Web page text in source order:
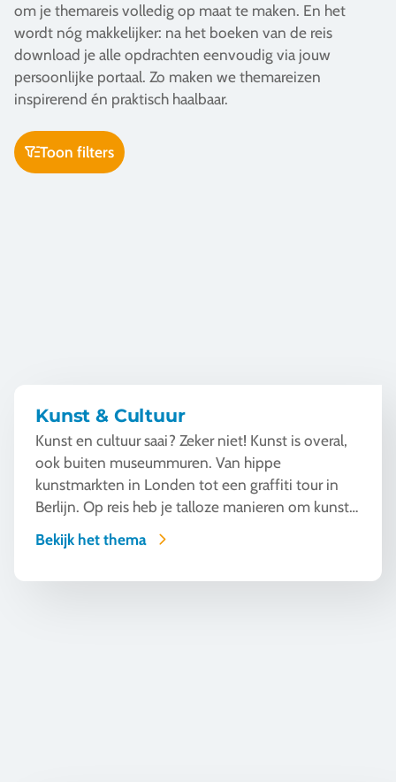
Vacatures
Contact
076 522 30 57
Klantportaal
om je themareis volledig op maat te maken. En het
wordt nóg makkelijker: na het boeken van de reis
download je alle opdrachten eenvoudig via jouw
persoonlijke portaal. Zo maken we themareizen
inspirerend én praktisch haalbaar.
Toon filters
Kunst & Cultuur
Kunst en cultuur saai? Zeker niet! Kunst is overal,
ook buiten museummuren. Van hippe
kunstmarkten in Londen tot een graffiti tour in
Berlijn. Op reis heb je talloze manieren om kunst
te beleven en...
Bekijk het thema